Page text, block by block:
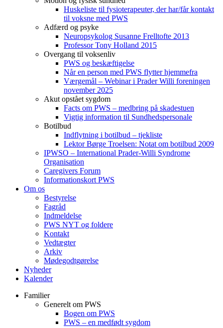
Huskeliste til fysioterapeuter, der har/får kontakt
til voksne med PWS
Adfærd og psyke
Neuropsykolog Susanne Frelltofte 2013
Professor Tony Holland 2015
Overgang til voksenliv
PWS og beskæftigelse
Når en person med PWS flytter hjemmefra
Værgemål – Webinar i Prader Willi foreningen
november 2025
Akut opstået sygdom
Facts om PWS – medbring på skadestuen
Vigtig information til Sundhedspersonale
Botilbud
Indflytning i botilbud – tjekliste
Lektor Børge Troelsen: Notat om botilbud 2009
IPWSO – International Prader-Willi Syndrome
Organisation
Caregivers Forum
Informationskort PWS
Om os
Bestyrelse
Fagråd
Indmeldelse
PWS NYT og foldere
Kontakt
Vedtægter
Arkiv
Mødegodtgørelse
Nyheder
Kalender
Familier
Generelt om PWS
Bogen om PWS
PWS – en medfødt sygdom